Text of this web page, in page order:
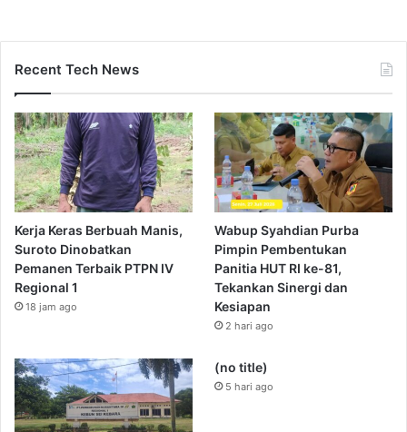
Recent Tech News
Kerja Keras Berbuah Manis,
Suroto Dinobatkan
Pemanen Terbaik PTPN IV
Regional 1
18 jam ago
Wabup Syahdian Purba
Pimpin Pembentukan
Panitia HUT RI ke-81,
Tekankan Sinergi dan
Kesiapan
2 hari ago
(no title)
5 hari ago